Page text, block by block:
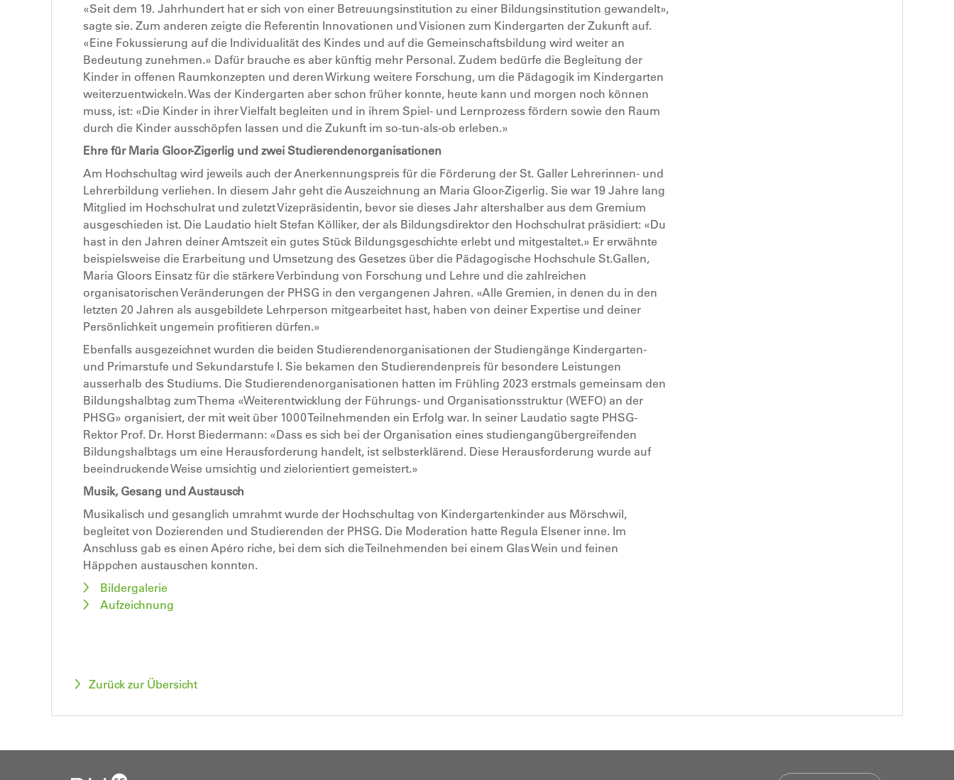
«Seit dem 19. Jahrhundert hat er sich von einer Betreuungsinstitution zu einer Bildungsinstitution gewandelt»,
sagte sie. Zum anderen zeigte die Referentin Innovationen und Visionen zum Kindergarten der Zukunft auf.
«Eine Fokussierung auf die Individualität des Kindes und auf die Gemeinschaftsbildung wird weiter an
Bedeutung zunehmen.» Dafür brauche es aber künftig mehr Personal. Zudem bedürfe die Begleitung der
Kinder in offenen Raumkonzepten und deren Wirkung weitere Forschung, um die Pädagogik im Kindergarten
weiterzuentwickeln. Was der Kindergarten aber schon früher konnte, heute kann und morgen noch können
muss, ist: «Die Kinder in ihrer Vielfalt begleiten und in ihrem Spiel- und Lernprozess fördern sowie den Raum
durch die Kinder ausschöpfen lassen und die Zukunft im so-tun-als-ob erleben.»
Ehre für Maria Gloor-Zigerlig und zwei Studierendenorganisationen
Am Hochschultag wird jeweils auch der Anerkennungspreis für die Förderung der St. Galler Lehrerinnen- und
Lehrerbildung verliehen. In diesem Jahr geht die Auszeichnung an Maria Gloor-Zigerlig. Sie war 19 Jahre lang
Mitglied im Hochschulrat und zuletzt Vizepräsidentin, bevor sie dieses Jahr altershalber aus dem Gremium
ausgeschieden ist. Die Laudatio hielt Stefan Kölliker, der als Bildungsdirektor den Hochschulrat präsidiert: «Du
hast in den Jahren deiner Amtszeit ein gutes Stück Bildungsgeschichte erlebt und mitgestaltet.» Er erwähnte
beispielsweise die Erarbeitung und Umsetzung des Gesetzes über die Pädagogische Hochschule St.Gallen,
Maria Gloors Einsatz für die stärkere Verbindung von Forschung und Lehre und die zahlreichen
organisatorischen Veränderungen der PHSG in den vergangenen Jahren. «Alle Gremien, in denen du in den
letzten 20 Jahren als ausgebildete Lehrperson mitgearbeitet hast, haben von deiner Expertise und deiner
Persönlichkeit ungemein profitieren dürfen.»
Ebenfalls ausgezeichnet wurden die beiden Studierendenorganisationen der Studiengänge Kindergarten-
und Primarstufe und Sekundarstufe I. Sie bekamen den Studierendenpreis für besondere Leistungen
ausserhalb des Studiums. Die Studierendenorganisationen hatten im Frühling 2023 erstmals gemeinsam den
Bildungshalbtag zum Thema «Weiterentwicklung der Führungs- und Organisationsstruktur (WEFO) an der
PHSG» organisiert, der mit weit über 1000 Teilnehmenden ein Erfolg war. In seiner Laudatio sagte PHSG-
Rektor Prof. Dr. Horst Biedermann: «Dass es sich bei der Organisation eines studiengangübergreifenden
Bildungshalbtags um eine Herausforderung handelt, ist selbsterklärend. Diese Herausforderung wurde auf
beeindruckende Weise umsichtig und zielorientiert gemeistert.»
Musik, Gesang und Austausch
Musikalisch und gesanglich umrahmt wurde der Hochschultag von Kindergartenkinder aus Mörschwil,
begleitet von Dozierenden und Studierenden der PHSG. Die Moderation hatte Regula Elsener inne. Im
Anschluss gab es einen Apéro riche, bei dem sich die Teilnehmenden bei einem Glas Wein und feinen
Häppchen austauschen konnten.
Bildergalerie
Aufzeichnung
Zurück zur Übersicht